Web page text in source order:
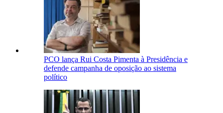
PCO lança Rui Costa Pimenta à Presidência e
defende campanha de oposição ao sistema
político